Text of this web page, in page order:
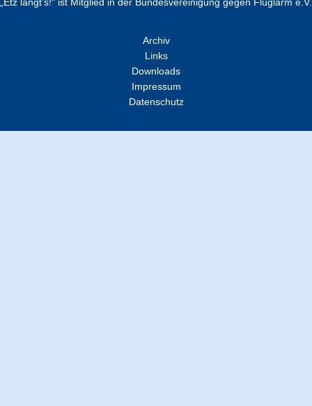
„Etz langt’s!“ ist Mitglied in der Bundesvereinigung gegen Fluglärm e.V.
Archiv
Links
Downloads
Impressum
Datenschutz